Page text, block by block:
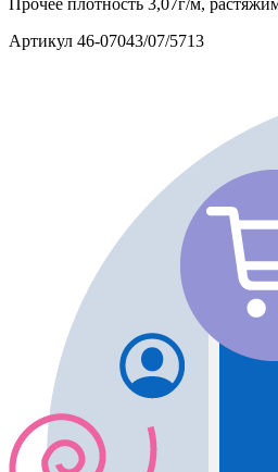
Прочее плотность 3,07г/м,
Артикул 46-07043/07/5713